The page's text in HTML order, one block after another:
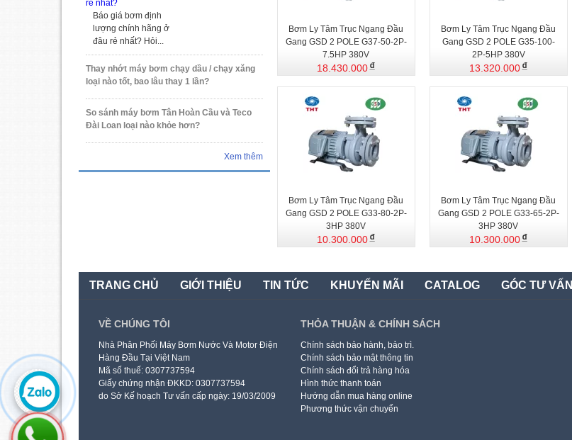
Báo giá bơm định
lượng chính hãng ở
đâu rẻ nhất? Hỏi...
Thay nhớt máy bơm chạy dầu / chạy xăng
loại nào tốt, bao lâu thay 1 lần?
So sánh máy bơm Tân Hoàn Cầu và Teco
Đài Loan loại nào khỏe hơn?
Xem thêm
Bơm Ly Tâm Trục Ngang Đầu
Gang GSD 2 POLE G37-50-2P-
7.5HP 380V
18.430.000
Bơm Ly Tâm Trục Ngang Đầu
Gang GSD 2 POLE G35-100-
2P-5HP 380V
13.320.000
Bơm Ly Tâm Trục Ngang Đầu
Gang GSD 2 POLE G33-80-2P-
3HP 380V
10.300.000
Bơm Ly Tâm Trục Ngang Đầu
Gang GSD 2 POLE G33-65-2P-
3HP 380V
10.300.000
TRANG CHỦ GIỚI THIỆU TIN TỨC KHUYẾN MÃI CATALOG GÓC TƯ VẤN
VỀ CHÚNG TÔI
Nhà Phân Phối Máy Bơm Nước Và Motor Điện
Hàng Đầu Tại Việt Nam
Mã số thuế: 0307737594
Giấy chứng nhận ĐKKD: 0307737594
do Sở Kế hoạch Tư vấn cấp ngày: 19/03/2009
THỎA THUẬN & CHÍNH SÁCH
Chính sách bảo hành, bảo trì.
Chính sách bảo mật thông tin
Chính sách đổi trả hàng hóa
Hình thức thanh toán
Hướng dẫn mua hàng online
Phương thức vận chuyển